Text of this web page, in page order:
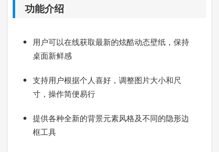
功能介绍
用户可以在线获取最新的炫酷动态壁纸，保持
桌面新鲜感
支持用户根据个人喜好，调整图片大小和尺
寸，操作简便易行
提供各种全新的背景元素风格及不同的隐形边
框工具